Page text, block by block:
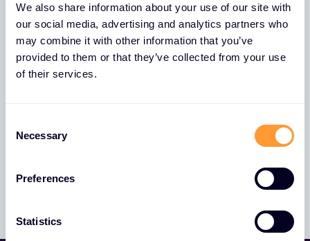
We also share information about your use of our site with
our social media, advertising and analytics partners who
may combine it with other information that you’ve
provided to them or that they’ve collected from your use
of their services.
S
Necessary
Preferences
Statistics
Teststellungsvereinbarung
Impressum